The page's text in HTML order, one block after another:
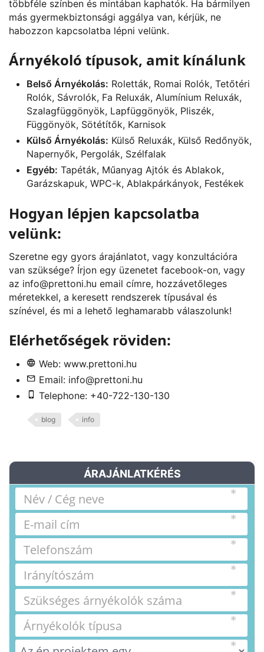
többféle színben és mintában kaphatók. Ha bármilyen
más gyermekbiztonsági aggálya van, kérjük, ne
habozzon kapcsolatba lépni velünk.
Árnyékoló típusok, amit kínálunk
Belső Árnyékolás: Roletták, Romai Rolók, Tetőtéri
Rolók, Sávrolók, Fa Reluxák, Alumínium Reluxák,
Szalagfüggönyök, Lapfüggönyök, Pliszék,
Függönyök, Sötétítők, Karnisok
Külső Árnyékolás: Külső Reluxák, Külső Redőnyök,
Napernyők, Pergolák, Szélfalak
Egyéb: Tapéták, Műanyag Ajtók és Ablakok,
Garázskapuk, WPC-k, Ablakpárkányok, Festékek
Hogyan lépjen kapcsolatba
velünk:
Szeretne egy gyors árajánlatot, vagy konzultációra
van szüksége? Írjon egy üzenetet facebook-on, vagy
az info@prettoni.hu email címre, hozzávetőleges
méretekkel, a keresett rendszerek típusával és
színével, és mi a lehető leghamarabb válaszolunk!
Elérhetőségek röviden:
Web: www.prettoni.hu
Email: info@prettoni.hu
Telephone: +40-722-130-130
blog info
ÁRAJÁNLATKÉRÉS